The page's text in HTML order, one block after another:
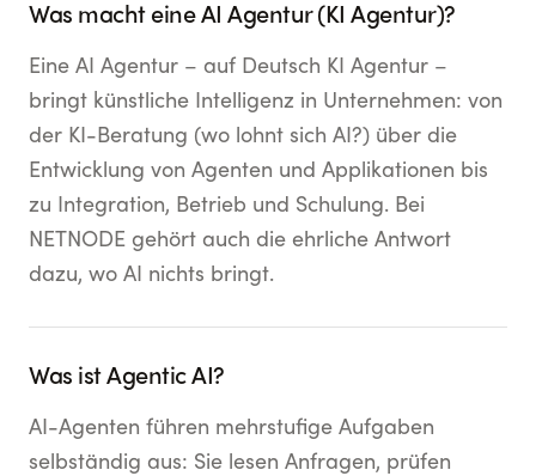
Was macht eine AI Agentur (KI Agentur)?
Eine AI Agentur – auf Deutsch KI Agentur –
bringt künstliche Intelligenz in Unternehmen: von
der KI-Beratung (wo lohnt sich AI?) über die
Entwicklung von Agenten und Applikationen bis
zu Integration, Betrieb und Schulung. Bei
NETNODE gehört auch die ehrliche Antwort
dazu, wo AI nichts bringt.
Was ist Agentic AI?
AI-Agenten führen mehrstufige Aufgaben
selbständig aus: Sie lesen Anfragen, prüfen